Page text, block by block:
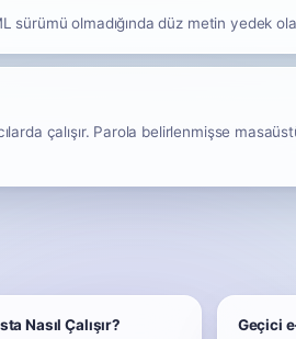
olmadığında düz metin yedek
çalışır. Parola belirlenmişse
Nasıl Çalışır? Geçici